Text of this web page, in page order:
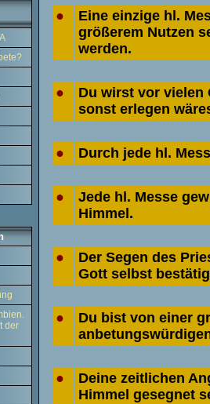
der
●
Eine einzige hl.
größerem Nutzen
werden.
●
Du wirst vor vielen
sonst erlegen
● Durch jede hl.
●
Jede hl. Messe
Himmel.
●
Der Segen des
Gott selbst
●
Du bist von einer
●
Deine zeitlichen
Himmel gesegnet